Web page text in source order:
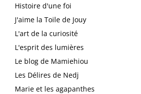
Histoire d'une foi
J'aime la Toile de Jouy
L'art de la curiosité
L'esprit des lumières
Le blog de Mamiehiou
Les Délires de Nedj
Marie et les agapanthes